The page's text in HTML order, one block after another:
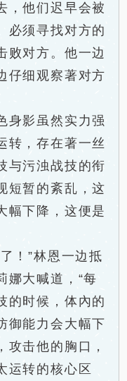
他们迟早会被
必须寻找对方的
败对方。他一边
仔细观察著对方
影虽然实力强
转，存在著一丝
污浊战技的衔
短暂的紊乱，这
幅下降，这便是
！”林恩一边抵
娜大喊道，“每
的时候，体內的
御能力会大幅下
攻击他的胸口，
运转的核心区